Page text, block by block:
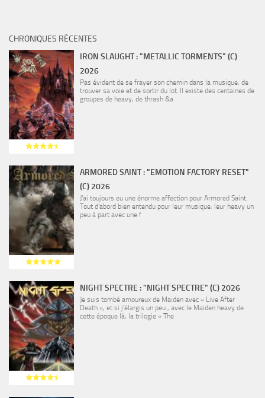
CHRONIQUES RÉCENTES
IRON SLAUGHT : "METALLIC TORMENTS" (C)
2026
Pas évident de se frayer son chemin dans la musique, de
trouver sa voie et de sortir du lot. Il existe des centaines de
groupes de heavy, de thrash &a
ARMORED SAINT : "EMOTION FACTORY RESET"
(C) 2026
J’ai toujours eu une énorme affection pour Armored Saint.
Tout d’abord bien entendu pour leur musique, leur heavy un
peu à part avec une f
NIGHT SPECTRE : "NIGHT SPECTRE" (C) 2026
Je suis tombé amoureux de Maiden avec « Live After
Death », et si j’élargis un peu , avec le Maiden heavy de
cette époque là, la trilogie « The